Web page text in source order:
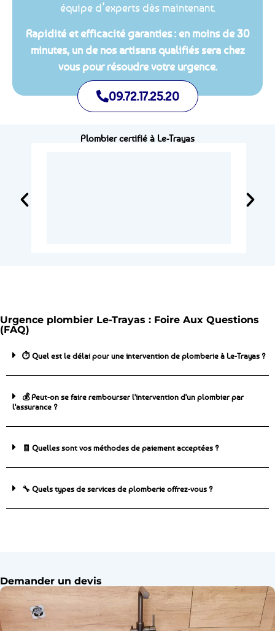
équipe d’experts dès maintenant.
Rapidité et efficacité garanties : en moins de 30
minutes, un de nos artisans qualifiés sera chez
vous pour résoudre votre urgence.
09.72.17.25.20
Plombier certifié à Le-Trayas
Urgence plombier Le-Trayas : Foire Aux Questions
(FAQ)
⏱️ Quel est le délai pour une intervention de plomberie à Le-Trayas ?
💰 Peut-on se faire rembourser l'intervention d'un plombier par
l'assurance ?
🧾 Quelles sont vos méthodes de paiement acceptées ?
🔧 Quels types de services de plomberie offrez-vous ?
Demander un devis